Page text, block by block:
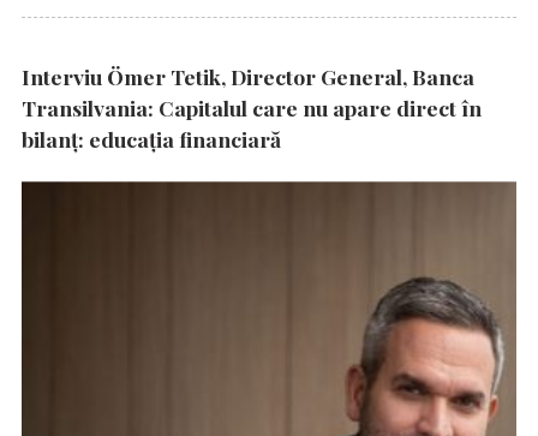
Interviu Ömer Tetik, Director General, Banca
Transilvania: Capitalul care nu apare direct în
bilanț: educația financiară